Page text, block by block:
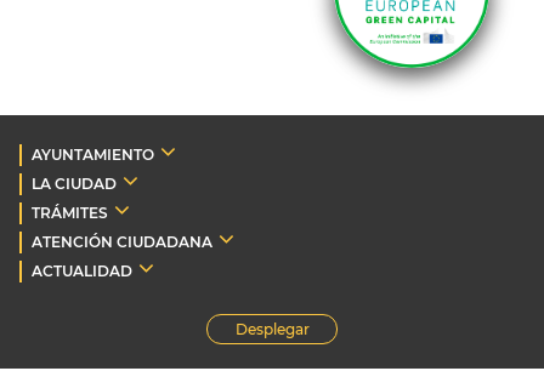
AYUNTAMIENTO
LA CIUDAD
TRÁMITES
ATENCIÓN CIUDADANA
ACTUALIDAD
Desplegar